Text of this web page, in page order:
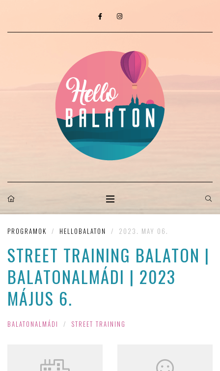
PROGRAMOK / HELLOBALATON / 2023. MAY 06.
STREET TRAINING BALATON |
BALATONALMÁDI | 2023
MÁJUS 6.
BALATONALMÁDI / STREET TRAINING